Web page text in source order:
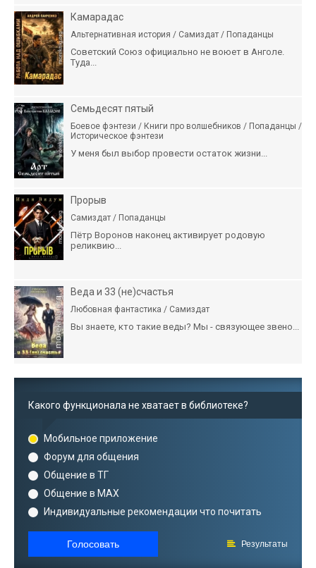
Камарадас
Альтернативная история / Самиздат / Попаданцы
Советский Союз официально не воюет в Анголе.
Туда...
Семьдесят пятый
Боевое фэнтези / Книги про волшебников / Попаданцы /
Историческое фэнтези
У меня был выбор провести остаток жизни...
Прорыв
Самиздат / Попаданцы
Пётр Воронов наконец активирует родовую
реликвию...
Веда и 33 (не)счастья
Любовная фантастика / Самиздат
Вы знаете, кто такие веды? Мы - связующее звено...
Какого функционала не хватает в библиотеке?
Мобильное приложение
Форум для общения
Общение в ТГ
Общение в MAX
Индивидуальные рекомендации что почитать
Голосовать Результаты